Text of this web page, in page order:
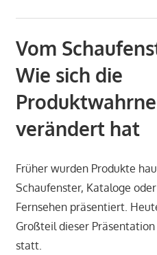
Vom
Wie sich die
verändert hat
Früher wurden Produkte
Schaufenster, Kataloge
Fernsehen präsentiert.
Großteil dieser
statt.